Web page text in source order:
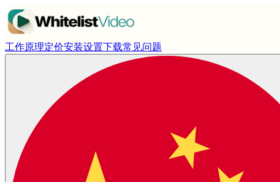
工作原理定价安装设置下载常见问题